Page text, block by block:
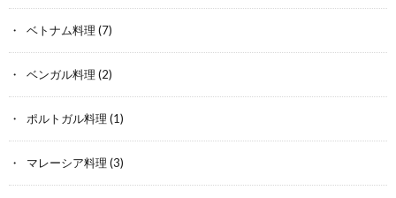
ベトナム料理 (7)
ベンガル料理 (2)
ポルトガル料理 (1)
マレーシア料理 (3)